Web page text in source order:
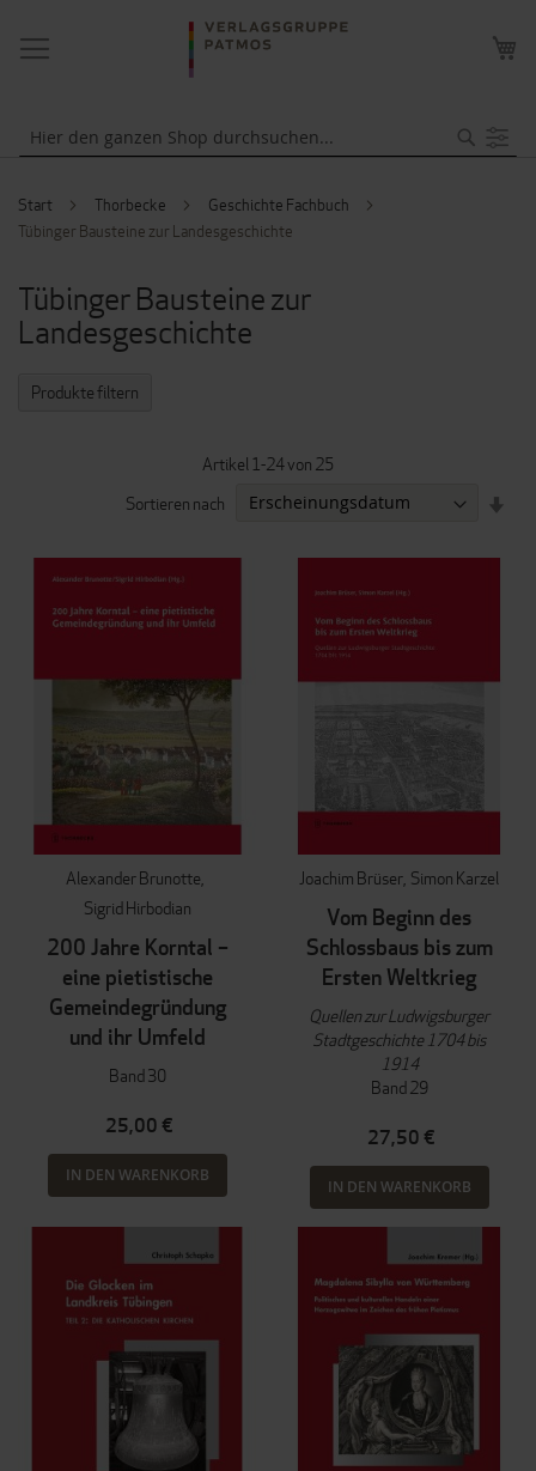
NAVIGATION
UMSCHALTEN
Start Thorbecke
Geschichte Fachbuch
Tübinger Bausteine zur Landesgeschichte
Tübinger Bausteine zur
Landesgeschichte
Artikel 1-24von 25
Sortieren nach
Alexander Brunotte
Sigrid Hirbodian
200 Jahre Korntal –
eine pietistische
Gemeindegründung
und ihr Umfeld
Band 30
25,00 €
IN DEN WARENKORB
Joachim Brüser Simon Karzel
Vom Beginn des
Schlossbaus bis zum
Ersten Weltkrieg
Quellen zur Ludwigsburger
Stadtgeschichte 1704 bis
1914
Band 29
27,50 €
IN DEN WARENKORB
Produkte filtern